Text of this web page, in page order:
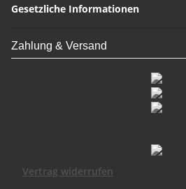
Gesetzliche Informationen
Zahlung & Versand
Vertrag widerrufen